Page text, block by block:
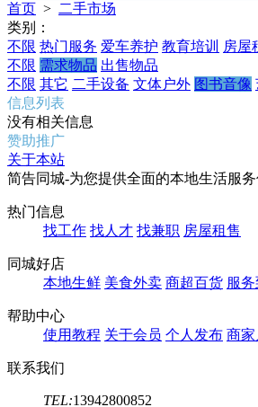
首页 > 二手市场
类别：
不限 热门服务 爱车养护 教育培训 房屋
不限 需求物品 出售物品
不限 其它 二手设备 文体户外 图书音像
信息列表
没有相关信息
赞助推广
关于本站
简告同城-为您提供全面的本地生活服务
热门信息
找工作 找人才 找兼职 房屋租售
同城好店
本地生鲜 美食外卖 商超百货 服
帮助中心
使用教程 关于会员 个人发布 商家
联系我们
TEL:13942800852